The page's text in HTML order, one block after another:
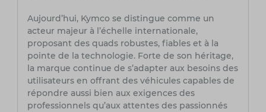
Aujourd’hui, Kymco se distingue comme un
acteur majeur à l’échelle internationale,
proposant des quads robustes, fiables et à la
pointe de la technologie. Forte de son héritage,
la marque continue de s’adapter aux besoins des
utilisateurs en offrant des véhicules capables de
répondre aussi bien aux exigences des
professionnels qu’aux attentes des passionnés